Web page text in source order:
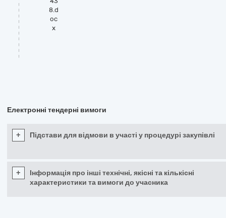
8.d
oc
x
Електронні тендерні вимоги
+ Підстави для відмови в участі у процедурі закупівлі
+
Інформація про інші технічні, якісні та кількісні
характеристики та вимоги до учасника